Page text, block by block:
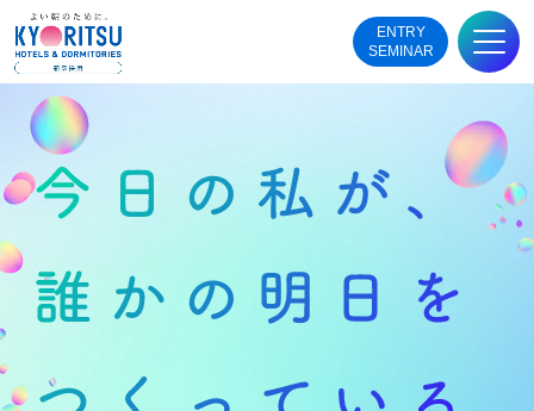
ENTRY
SEMINAR